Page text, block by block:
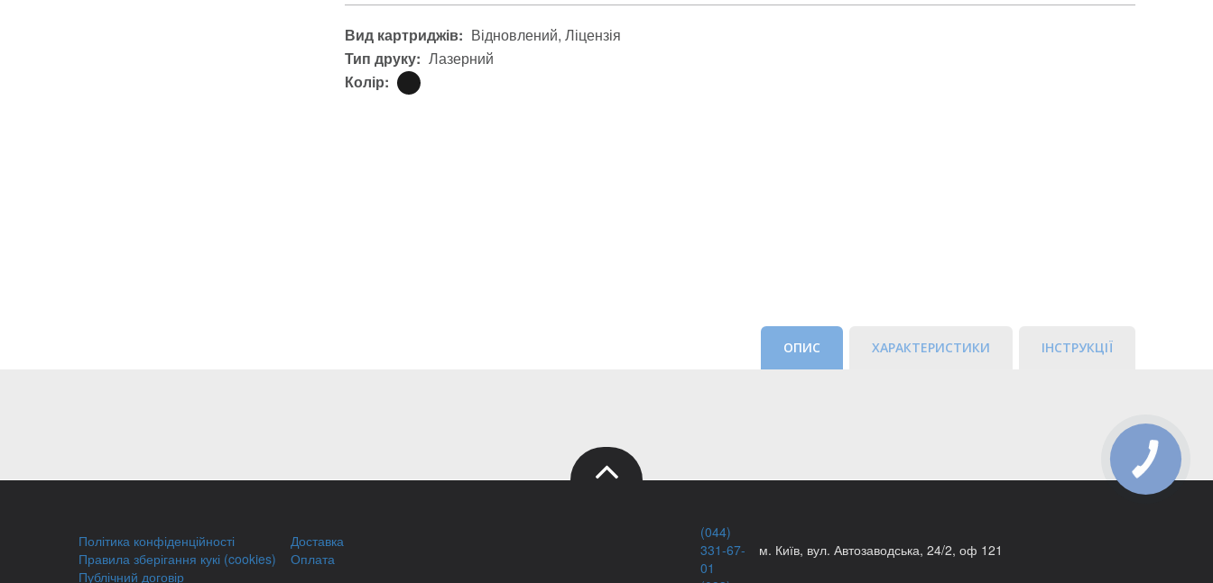
Вид картриджів: Відновлений Ліцензія
Тип друку: Лазерний
Колір:
ОПИС ХАРАКТЕРИСТИКИ ІНСТРУКЦІЇ
Політика конфіденційності
Правила зберігання кукі (cookies)
Публічний договір
Доставка
Оплата
(044)
331-67-
01
м. Київ, вул. Автозаводська, 24/2, оф 121
КНОПКА
ЗВ'ЯЗКУ